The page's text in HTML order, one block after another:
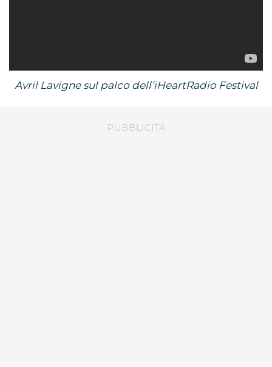
Avril Lavigne sul palco dell’iHeartRadio Festival